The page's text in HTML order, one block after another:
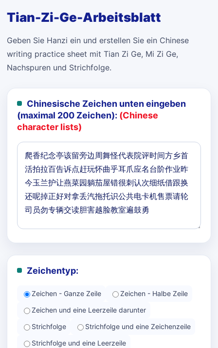
Tian-Zi-Ge-Arbeitsblatt
Geben Sie Hanzi ein und erstellen Sie ein Chinese
writing practice sheet mit Tian Zi Ge, Mi Zi Ge,
Nachspuren und Strichfolge.
Chinesische Zeichen unten eingeben
(maximal 200 Zeichen): (Chinese
character lists)
Zeichentyp:
Zeichen - Ganze Zeile
Zeichen - Halbe Zeile
Zeichen und eine Leerzeile darunter
Strichfolge
Strichfolge und eine Zeichenzeile
Strichfolge und eine Leerzeile